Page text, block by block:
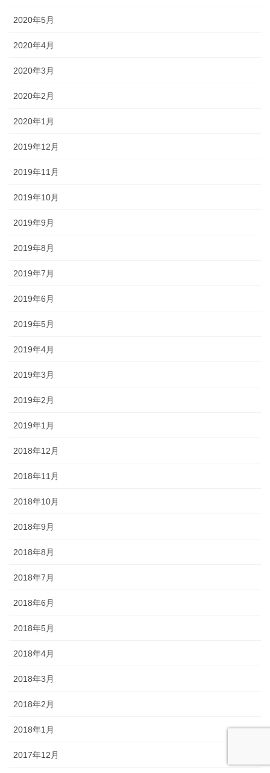
2020年5月
2020年4月
2020年3月
2020年2月
2020年1月
2019年12月
2019年11月
2019年10月
2019年9月
2019年8月
2019年7月
2019年6月
2019年5月
2019年4月
2019年3月
2019年2月
2019年1月
2018年12月
2018年11月
2018年10月
2018年9月
2018年8月
2018年7月
2018年6月
2018年5月
2018年4月
2018年3月
2018年2月
2018年1月
2017年12月